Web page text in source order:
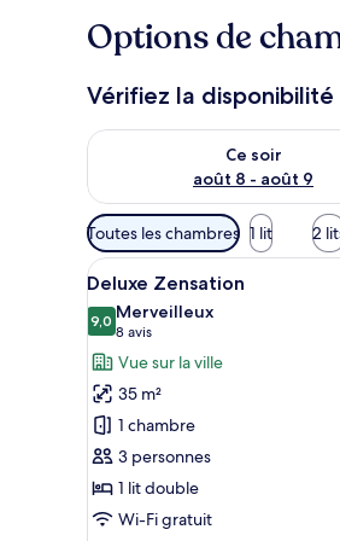
Options de
Vérifiez la
Ce soir
août 8 - août 9
Vérifier la disponibilité pour
Filtres
disponibles
pour
les
chambres
Toutes les chambres 1 lit 2
Afficher
toutes
les
photos
pour
ce
type
de
chambre :
Deluxe
5
Deluxe Zensation
9,09,0 sur 10
Merveilleux
8 avis
(8 avis)
Vue sur la ville
35 m²
1 chambre
3 personnes
1 lit double
Wi-Fi gratuit